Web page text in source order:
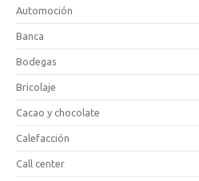
Automoción
Banca
Bodegas
Bricolaje
Cacao y chocolate
Calefacción
Call center